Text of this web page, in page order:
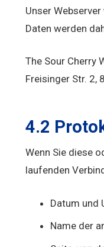
Unser
Daten werden
The Sour Cherry
Freisinger Str. 2,
4.2
Wenn Sie diese
laufenden
Datum und
Name der